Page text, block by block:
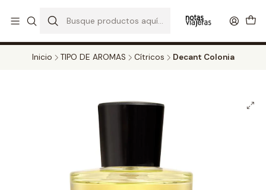
TODOS LOS DECANTS
Inicio TIPO DE AROMAS Cítricos Decant Colonia